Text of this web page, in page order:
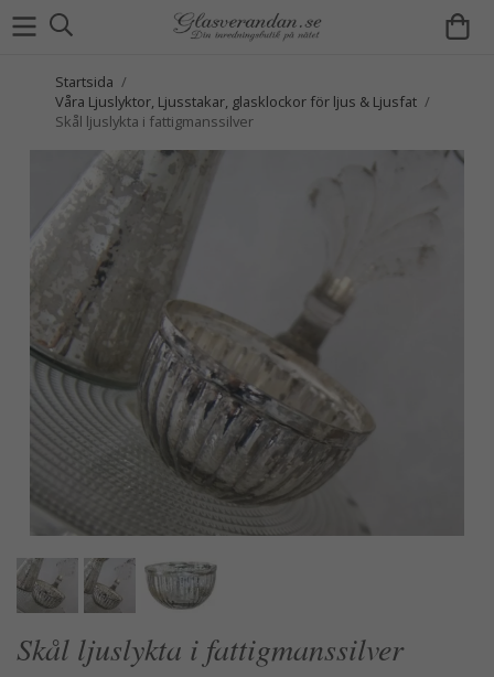
Startsida /
Våra Ljuslyktor, Ljusstakar, glasklockor för ljus & Ljusfat /
Skål ljuslykta i fattigmanssilver
Skål ljuslykta i fattigmanssilver